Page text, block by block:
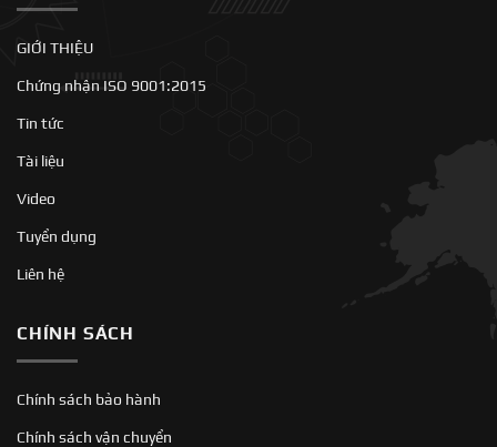
GIỚI THIỆU
Chứng nhận ISO 9001:2015
Tin tức
Tài liệu
Video
Tuyển dụng
Liên hệ
CHÍNH SÁCH
Chính sách bảo hành
Chính sách vận chuyển